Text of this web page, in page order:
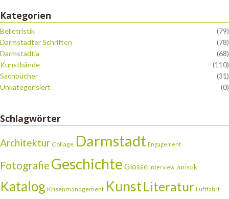
Kategorien
Belletristik
(79)
Darmstädter Schriften
(78)
Darmstadtia
(68)
Kunstbände
(110)
Sachbücher
(31)
Unkategorisiert
(0)
Schlagwörter
Architektur Collage Darmstadt Engagement
Fotografie Geschichte Glosse Interview Juristik
Katalog Krisenmanagement KunstLiteratur Luftfahrt